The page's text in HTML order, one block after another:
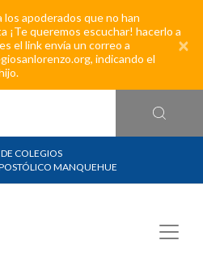
los apoderados que no han
¡Te queremos escuchar! hacerlo a
el link envía un correo a
indicando el
×
DE COLEGIOS
MANQUEHUE